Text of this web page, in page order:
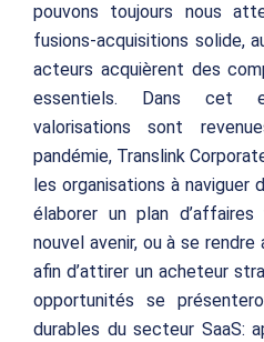
pouvons toujours nous
fusions-acquisitions solide,
acteurs acquièrent des
essentiels. Dans cet
valorisations sont
pandémie, Translink
les organisations à naviguer
élaborer un plan
nouvel avenir, ou à se
afin d’attirer un acheteur
opportunités se
durables du secteur SaaS: